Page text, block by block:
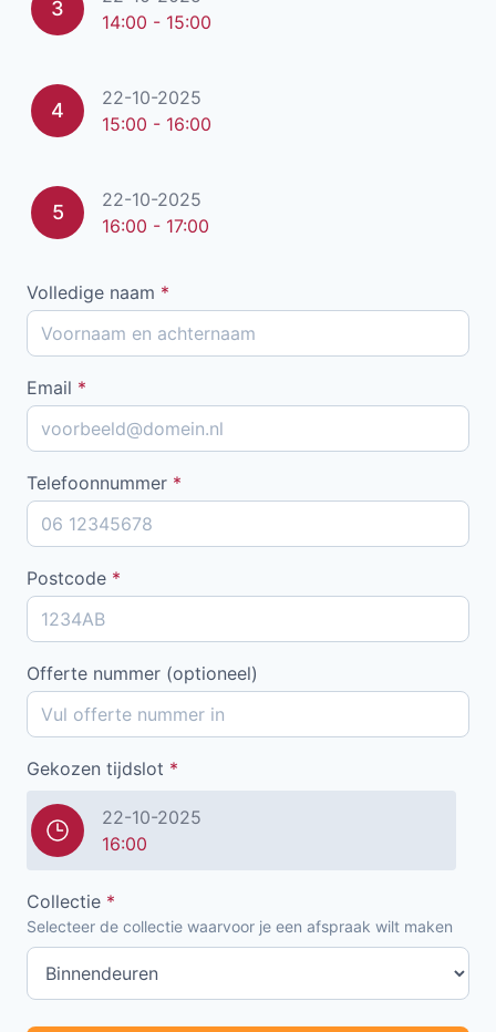
3
14:00 - 15:00
4
22-10-2025
15:00 - 16:00
5
22-10-2025
16:00 - 17:00
Volledige naam *
Email *
Telefoonnummer *
Postcode *
Offerte nummer (optioneel)
Gekozen tijdslot *
22-10-2025
16:00
Collectie *
Selecteer de collectie waarvoor je een afspraak wilt maken